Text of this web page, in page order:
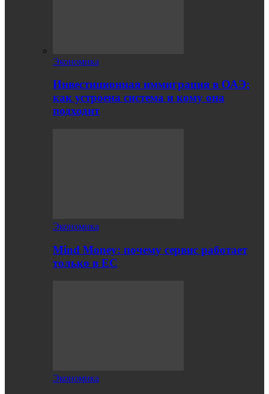
Экономика
Инвестиционная иммиграция в ОАЭ:
как устроена система и кому она
подходит
Экономика
Mind Money: почему сервис работает
только в ЕС
Экономика